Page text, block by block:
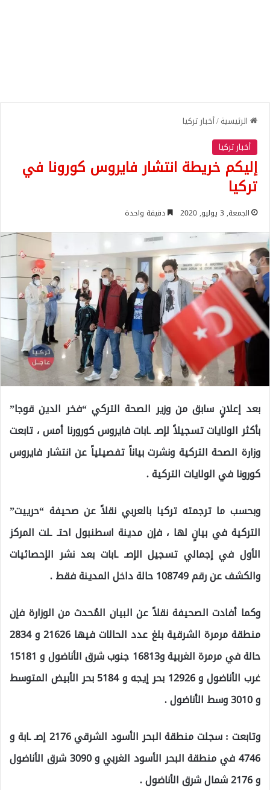
الرئيسية/أخبار تركيا
أخبار تركيا
إليكم خريطة انتشار فايروس كورونا في
تركيا
الجمعة, 3 يوليو, 2020 دقيقة واحدة
بعد إعلانٍ سابق من وزير الصحة التركي “فخر الدين قوجا”
بأكثر الولايات تسجيلاً لإصـ ـابات فايروس كورورنا أمس ، تابعت
وزارة الصحة التركية ونشرت بياناً تفصيلياً عن انتشار فايروس
كورونا في الولايات التركية .
وبحسب ما ترجمته تركيا بالعربي نقلاً عن صحيفة “حرييت”
التركية في بيانٍ لها ، فإن مدينة اسطنبول احتـ ـلت المركز
الأول في إجمالي تسجيل الإصـ ـابات بعد نشر الإحصائيات
والكشف عن رقم 108749 حالة داخل المدينة فقط .
وكما أفادت الصحيفة نقلاً عن البيان المُحدث من الوزارة فإن
منطقة مرمرة الشرقية بلغ عدد الحالات فيها 21626 و 2834
حالة في مرمرة الغربية و16813 جنوب شرق الأناضول و 15181
غرب الأناضول و 12926 بحر إيجه و 5184 بحر الأبيض المتوسط
و 3010 وسط الأناضول .
وتابعت : سجلت منطقة البحر الأسود الشرقي 2176 إصـ ـابة و
4746 في منطقة البحر الأسود الغربي و 3090 شرق الأناضول
و 2176 شمال شرق الأناضول .